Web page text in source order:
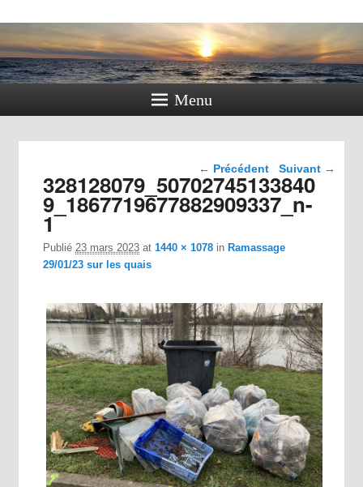
Menu
Navigation dans les
images
← Précédent Suivant →
328128079_50702745133840
9_1867719677882909337_n-
1
Publié23 mars 2023 at1440 × 1078 in Ramassage
29/01/23 sur les quais